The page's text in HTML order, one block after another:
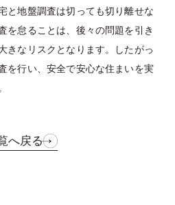
と地盤調査は切っても切り離せな
を怠ることは、後々の問題を引き
きなリスクとなります。したがっ
を行い、安全で安心な住まいを実
へ戻る